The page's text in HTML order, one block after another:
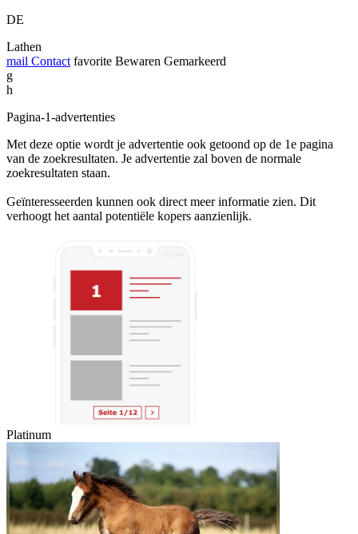
DE
Lathen
mail Contact favorite Bewaren Gemarkeerd
g
h
Pagina-1-advertenties
Met deze optie wordt je advertentie ook getoond op de 1e pagina
van de zoekresultaten. Je advertentie zal boven de normale
zoekresultaten staan.
Geïnteresseerden kunnen ook direct meer informatie zien. Dit
verhoogt het aantal potentiële kopers aanzienlijk.
Platinum